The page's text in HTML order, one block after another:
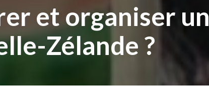
et organiser un
Zélande ?